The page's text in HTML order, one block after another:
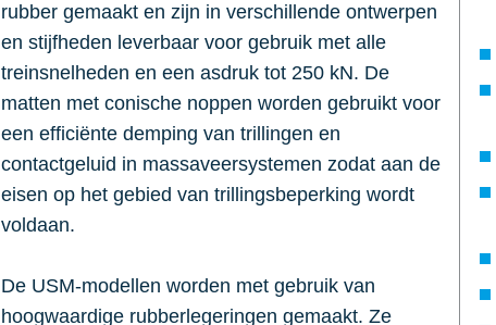
rubber gemaakt en zijn in verschillende ontwerpen
en stijfheden leverbaar voor gebruik met alle
treinsnelheden en een asdruk tot 250 kN. De
matten met conische noppen worden gebruikt voor
een efficiënte demping van trillingen en
contactgeluid in massaveersystemen zodat aan de
eisen op het gebied van trillingsbeperking wordt
voldaan.
De USM-modellen worden met gebruik van
hoogwaardige rubberlegeringen gemaakt. Ze